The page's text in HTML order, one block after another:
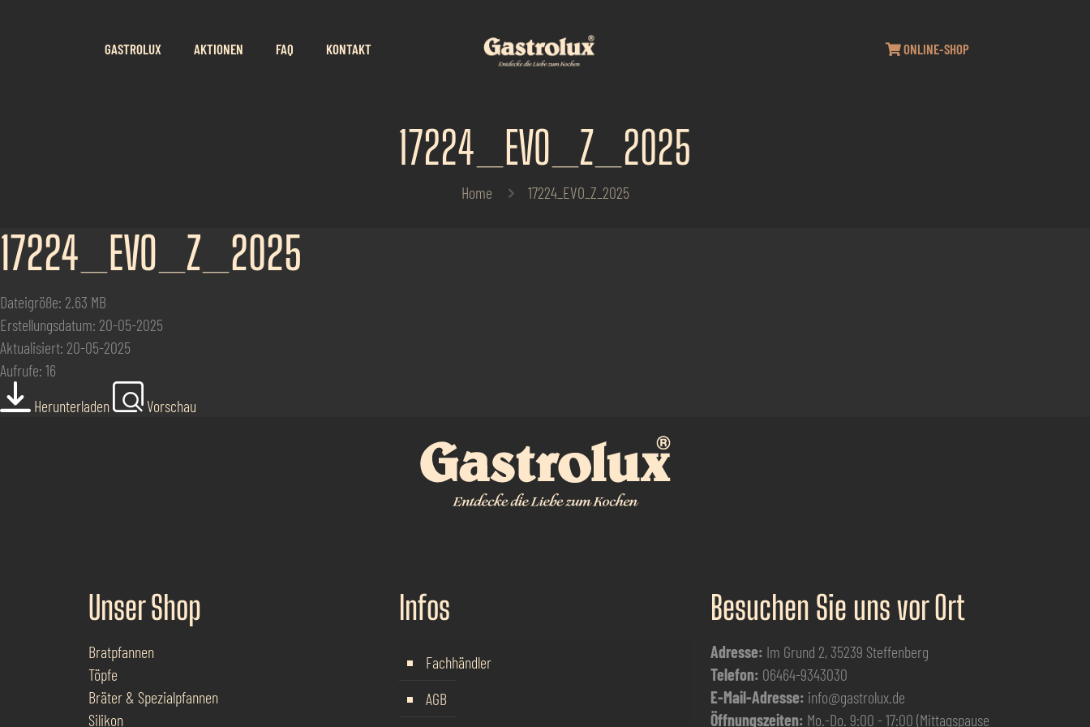
GASTROLUX AKTIONEN FAQ KONTAKT ONLINE-SHOP
17224_EVO_Z_2025
Home 17224_EVO_Z_2025
17224_EVO_Z_2025
Dateigröße: 2.63 MB
Erstellungsdatum: 20-05-2025
Aktualisiert: 20-05-2025
Aufrufe: 16
Herunterladen
Vorschau
Unser Shop
Bratpfannen
Töpfe
Bräter & Spezialpfannen
Silikon
Infos
Fachhändler
AGB
Besuchen Sie uns vor Ort
Adresse: Im Grund 2, 35239 Steffenberg
Telefon: 06464-9343030
E-Mail-Adresse: info@gastrolux.de
Öffnungszeiten: Mo.-Do. 9:00 - 17:00 (Mittagspause